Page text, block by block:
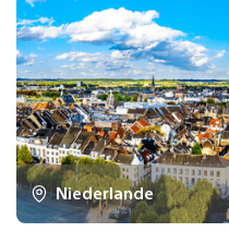
Niederlande